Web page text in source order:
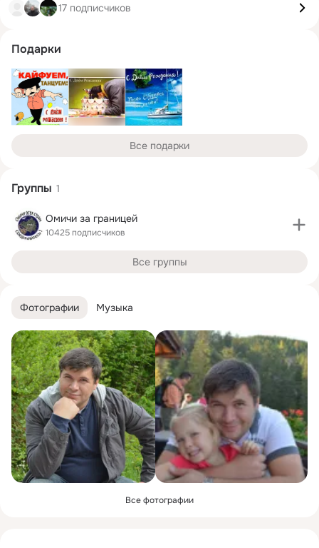
Фотографии Музыка
Все фотографии
17 подписчиков
Подарки
Все подарки
Группы 1
Омичи за границей
10425 подписчиков
Все группы